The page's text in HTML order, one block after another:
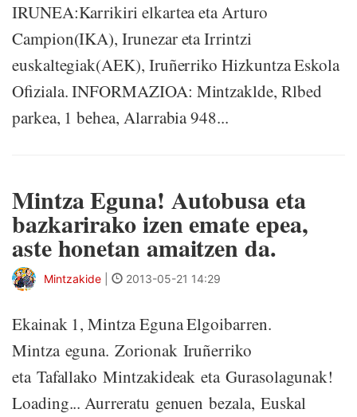
IRUNEA:Karrikiri elkartea eta Arturo
Campion(IKA), Irunezar eta Irrintzi
euskaltegiak(AEK), Iruñerriko Hizkuntza Eskola
Ofiziala. INFORMAZIOA: Mintzaklde, Rlbed
parkea, 1 behea, Alarrabia 948...
Mintza Eguna! Autobusa eta
bazkarirako izen emate epea,
aste honetan amaitzen da.
Mintzakide 2013-05-21 14:29
Ekainak 1, Mintza Eguna Elgoibarren.
Mintza eguna. Zorionak Iruñerriko
eta Tafallako Mintzakideak eta Gurasolagunak!
Loading... Aurreratu genuen bezala, Euskal